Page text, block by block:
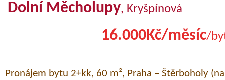
Dolní Měcholupy, Kryšpínová
16.000Kč/měsíc/
Pronájem bytu 2+kk, 60 m², Praha – Štěrboholy